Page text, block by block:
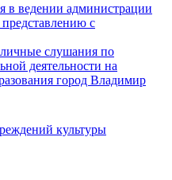
в ведении администрации
с
слушания по
деятельности на
город Владимир
культуры